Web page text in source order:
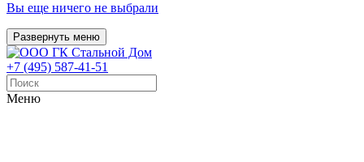
Вы еще ничего не выбрали
Развернуть меню
+7 (495) 587-41-51
Меню